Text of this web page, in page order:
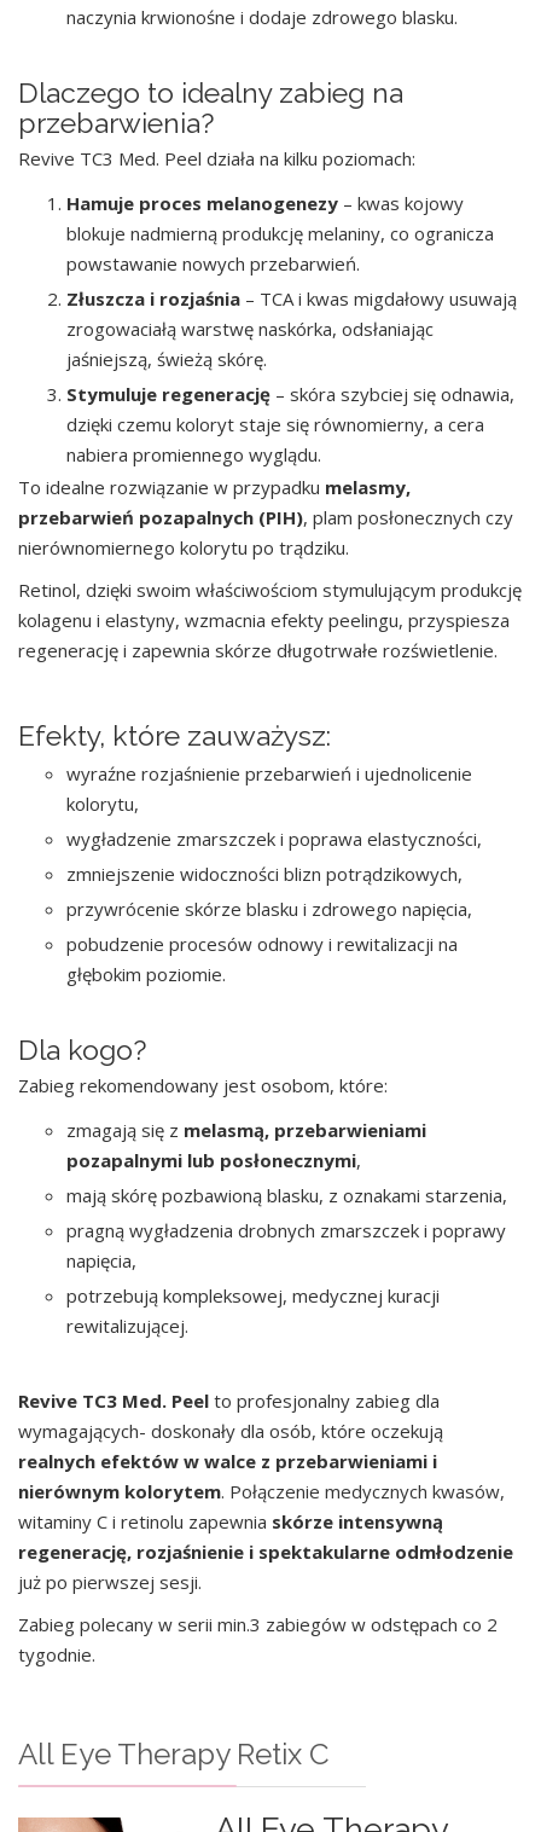
naczynia krwionośne i dodaje zdrowego blasku.
Dlaczego to idealny zabieg na
przebarwienia?
Revive TC3 Med. Peel działa na kilku poziomach:
Hamuje proces melanogenezy – kwas kojowy
blokuje nadmierną produkcję melaniny, co ogranicza
powstawanie nowych przebarwień.
Złuszcza i rozjaśnia – TCA i kwas migdałowy usuwają
zrogowaciałą warstwę naskórka, odsłaniając
jaśniejszą, świeżą skórę.
Stymuluje regenerację – skóra szybciej się odnawia,
dzięki czemu koloryt staje się równomierny, a cera
nabiera promiennego wyglądu.
To idealne rozwiązanie w przypadku melasmy,
przebarwień pozapalnych (PIH), plam posłonecznych czy
nierównomiernego kolorytu po trądziku.
Retinol, dzięki swoim właściwościom stymulującym produkcję
kolagenu i elastyny, wzmacnia efekty peelingu, przyspiesza
regenerację i zapewnia skórze długotrwałe rozświetlenie.
Efekty, które zauważysz:
wyraźne rozjaśnienie przebarwień i ujednolicenie
kolorytu,
wygładzenie zmarszczek i poprawa elastyczności,
zmniejszenie widoczności blizn potrądzikowych,
przywrócenie skórze blasku i zdrowego napięcia,
pobudzenie procesów odnowy i rewitalizacji na
głębokim poziomie.
Dla kogo?
Zabieg rekomendowany jest osobom, które:
zmagają się z melasmą, przebarwieniami
pozapalnymi lub posłonecznymi,
mają skórę pozbawioną blasku, z oznakami starzenia,
pragną wygładzenia drobnych zmarszczek i poprawy
napięcia,
potrzebują kompleksowej, medycznej kuracji
rewitalizującej.
Revive TC3 Med. Peel to profesjonalny zabieg dla
wymagających- doskonały dla osób, które oczekują
realnych efektów w walce z przebarwieniami i
nierównym kolorytem. Połączenie medycznych kwasów,
witaminy C i retinolu zapewnia skórze intensywną
regenerację, rozjaśnienie i spektakularne odmłodzenie
już po pierwszej sesji.
Zabieg polecany w serii min.3 zabiegów w odstępach co 2
tygodnie.
All Eye Therapy Retix C